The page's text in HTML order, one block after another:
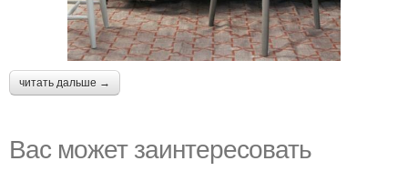
читать дальше →
Вас может заинтересовать